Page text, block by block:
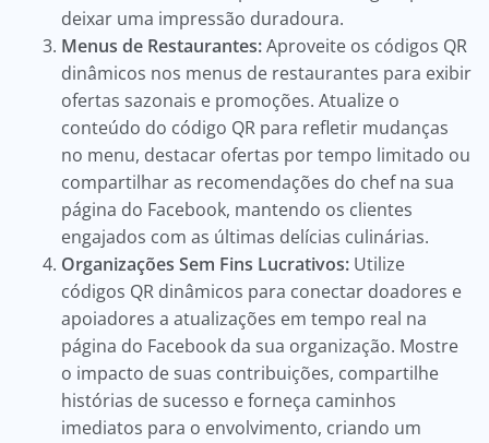
deixar uma impressão duradoura.
Menus de Restaurantes:Aproveite os códigos QR
dinâmicos nos menus de restaurantes para exibir
ofertas sazonais e promoções. Atualize o
conteúdo do código QR para refletir mudanças
no menu, destacar ofertas por tempo limitado ou
compartilhar as recomendações do chef na sua
página do Facebook, mantendo os clientes
engajados com as últimas delícias culinárias.
Organizações Sem Fins Lucrativos: Utilize
códigos QR dinâmicos para conectar doadores e
apoiadores a atualizações em tempo real na
página do Facebook da sua organização. Mostre
o impacto de suas contribuições, compartilhe
histórias de sucesso e forneça caminhos
imediatos para o envolvimento, criando um